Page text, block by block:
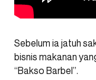
Sebelum ia jatuh
bisnis makanan
“Bakso Barbel”.